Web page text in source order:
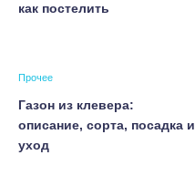
как постелить
Прочее
Газон из клевера:
описание, сорта, посадка и
уход